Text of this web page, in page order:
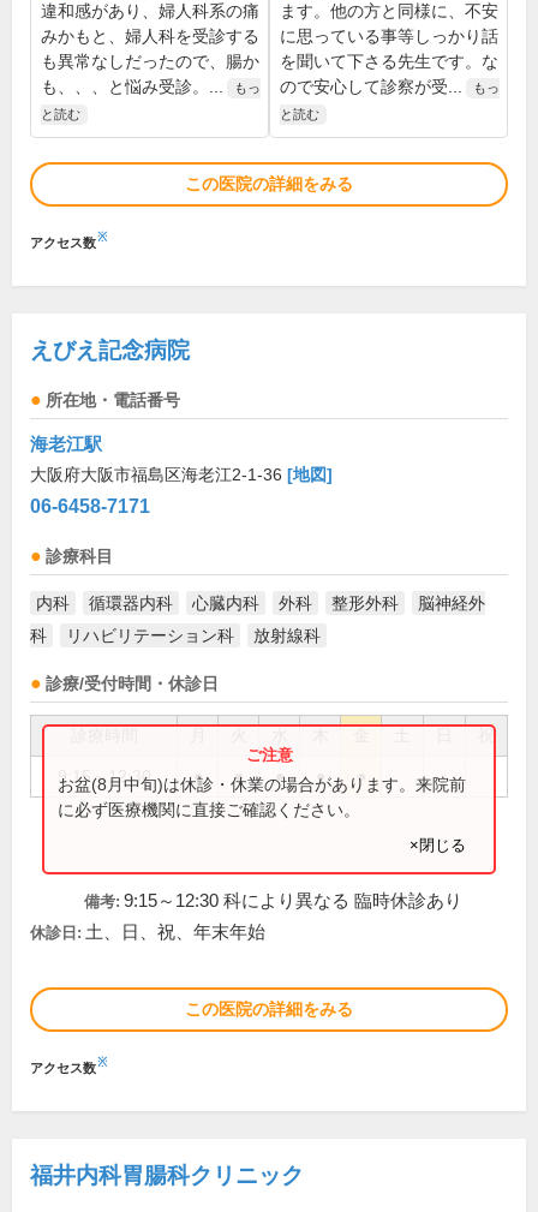
違和感があり、婦人科系の痛
みかもと、婦人科を受診する
も異常なしだったので、腸か
も、、、と悩み受診。...
もっ
と読む
ます。他の方と同様に、不安
に思っている事等しっかり話
を聞いて下さる先生です。な
ので安心して診察が受...
もっ
と読む
この医院の詳細をみる
アクセス数※
えびえ記念病院
所在地・電話番号
海老江駅
大阪府大阪市福島区海老江2-1-36 [地図]
06-6458-7171
診療科目
内科 循環器内科 心臓内科 外科 整形外科
脳神経外
科
リハビリテーション科 放射線科
診療/受付時間・休診日
祝
9:15～12:30 ● ● ● ● ●
お盆(8月中旬)は休診・休業の場合があります。来院前
に必ず医療機関に直接ご確認ください。
×閉じる
備考: 9:15～12:30 科により異なる 臨時休診あり
休診日: 土、日、祝、年末年始
この医院の詳細をみる
アクセス数※
福井内科胃腸科クリニック